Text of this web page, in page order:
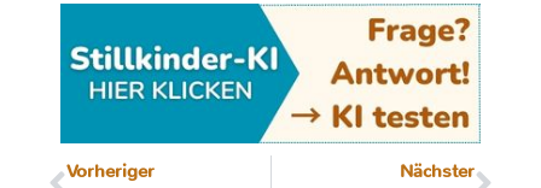
Vorheriger Nächster